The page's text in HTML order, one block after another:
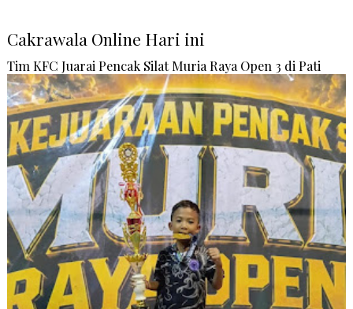
Cakrawala Online Hari ini
Tim KFC Juarai Pencak Silat Muria Raya Open 3 di Pati